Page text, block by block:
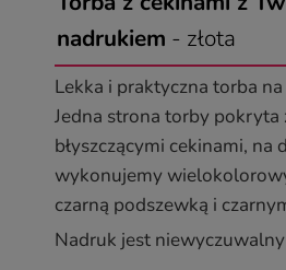
nadrukiem - złota
Lekka i praktyczna torba
Jedna strona torby pokryta
błyszczącymi cekinami, na
wykonujemy
czarną podszewką i
Nadruk jest niewyczuwalny